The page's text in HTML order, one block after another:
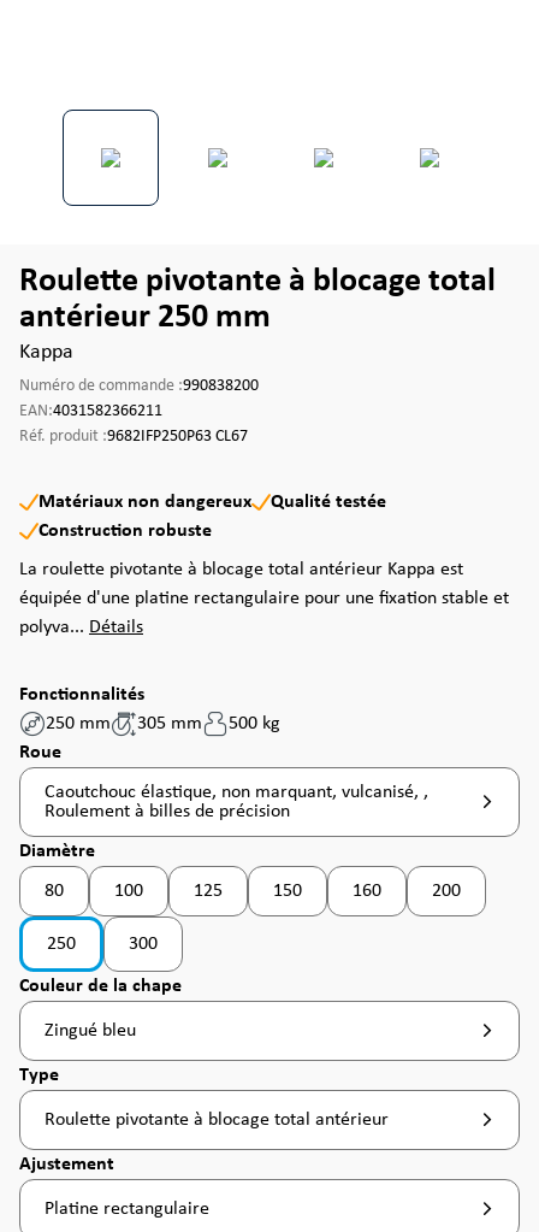
Roulette pivotante à blocage total
antérieur 250 mm
Kappa
Numéro de commande :990838200
EAN:4031582366211
Réf. produit :9682IFP250P63 CL67
Matériaux non dangereux
Qualité testée
Construction robuste
La roulette pivotante à blocage total antérieur Kappa est
équipée d'une platine rectangulaire pour une fixation stable et
polyva... Détails
Fonctionnalités
250 mm
305 mm
500 kg
Sélectionnez
Roue
Caoutchouc élastique, non marquant, vulcanisé, ,
Roulement à billes de précision
Sélectionnez
Diamètre
80
(Cette option n'est pas disponible pour le moment. )
100
(Cette option n'est pas disponible pour le moment. )
125 150
(Cette option n'est pas disponible
160 200
250 300
(Cette option n'est pas disponible pour le moment. )
Sélectionnez
Couleur de la chape
Zingué bleu
Sélectionnez
Type
Roulette pivotante à blocage total antérieur
Sélectionnez
Ajustement
Platine rectangulaire